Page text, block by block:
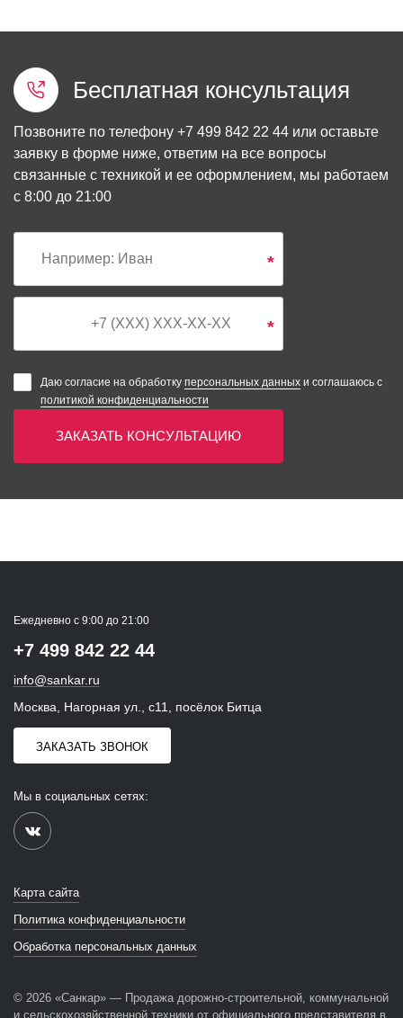
Бесплатная консультация
Позвоните по телефону +7 499 842 22 44 или оставьте
заявку в форме ниже, ответим на все вопросы
связанные с техникой и ее оформлением, мы работаем
с 8:00 до 21:00
*
*
Даю согласие на обработку персональных данных и соглашаюсь с
политикой конфиденциальности
ЗАКАЗАТЬ КОНСУЛЬТАЦИЮ
Ежедневно с 9:00 до 21:00
+7 499 842 22 44
info@sankar.ru
Москва, Нагорная ул., с11, посёлок Битца
ЗАКАЗАТЬ ЗВОНОК
Мы в социальных сетях:
Карта сайта
Политика конфиденциальности
Обработка персональных данных
© 2026 «Санкар» — Продажа дорожно-строительной, коммунальной
и сельскохозяйственной техники от официального представителя в